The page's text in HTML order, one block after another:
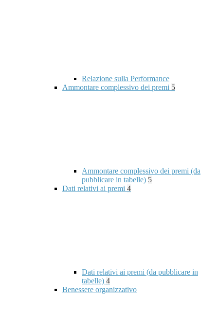
Relazione sulla Performance
Ammontare complessivo dei premi 5
Ammontare complessivo dei premi (da
pubblicare in tabelle) 5
Dati relativi ai premi 4
Dati relativi ai premi (da pubblicare in
tabelle) 4
Benessere organizzativo